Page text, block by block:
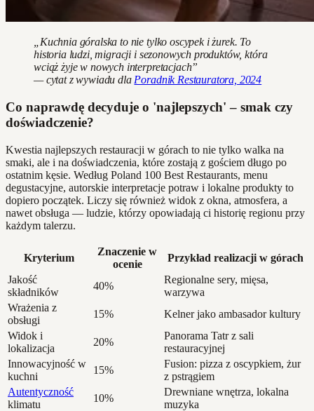
„Kuchnia góralska to nie tylko oscypek i żurek. To
historia ludzi, migracji i sezonowych produktów, która
wciąż żyje w nowych interpretacjach”
— cytat z wywiadu dla Poradnik Restauratora, 2024
Co naprawdę decyduje o 'najlepszych' – smak czy
doświadczenie?
Kwestia najlepszych restauracji w górach to nie tylko walka na
smaki, ale i na doświadczenia, które zostają z gościem długo po
ostatnim kęsie. Według Poland 100 Best Restaurants, menu
degustacyjne, autorskie interpretacje potraw i lokalne produkty to
dopiero początek. Liczy się również widok z okna, atmosfera, a
nawet obsługa — ludzie, którzy opowiadają ci historię regionu przy
każdym talerzu.
Kryterium
Znaczenie w
ocenie
Przykład realizacji w górach
Jakość
składników
40%
Regionalne sery, mięsa,
warzywa
Wrażenia z
obsługi
15%
Kelner jako ambasador kultury
Widok i
lokalizacja
20%
Panorama Tatr z sali
restauracyjnej
Innowacyjność w
kuchni
15%
Fusion: pizza z oscypkiem, żur
z pstrągiem
Autentyczność
klimatu
10%
Drewniane wnętrza, lokalna
muzyka